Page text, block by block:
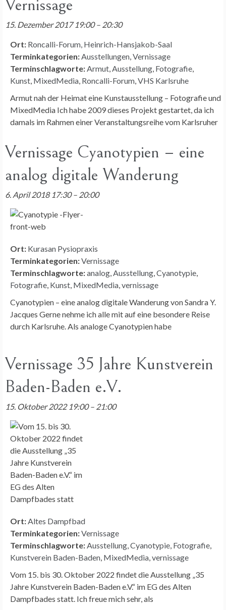
Vernissage
15. Dezember 2017 19:00– 20:30
Ort: Roncalli-Forum, Heinrich-Hansjakob-Saal
Terminkategorien:Ausstellungen,Vernissage
Terminschlagworte:Armut,Ausstellung, Fotografie,
Kunst, MixedMedia, Roncalli-Forum,VHS Karlsruhe
Armut nah der Heimat eine Kunstausstellung – Fotografie und
MixedMedia Ich habe 2009 dieses Projekt gestartet, da ich
damals im Rahmen einer Veranstaltungsreihe vom Karlsruher
Vernissage Cyanotypien – eine
analog digitale Wanderung
6. April 2018 17:30– 20:00
Ort: Kurasan Pysiopraxis
Terminkategorien:Vernissage
Terminschlagworte:analog,Ausstellung,Cyanotypie,
Fotografie, Kunst, MixedMedia,vernissage
Cyanotypien – eine analog digitale Wanderung von Sandra Y.
Jacques Gerne nehme ich alle mit auf eine besondere Reise
durch Karlsruhe. Als analoge Cyanotypien habe
Vernissage 35 Jahre Kunstverein
Baden-Baden e.V.
15. Oktober 2022 19:00– 21:00
Ort:Altes Dampfbad
Terminkategorien:Vernissage
Terminschlagworte:Ausstellung,Cyanotypie, Fotografie,
Kunstverein Baden-Baden, MixedMedia,vernissage
Vom 15. bis 30. Oktober 2022 findet die Ausstellung „35
Jahre Kunstverein Baden-Baden e.V.“ im EG des Alten
Dampfbades statt. Ich freue mich sehr, als